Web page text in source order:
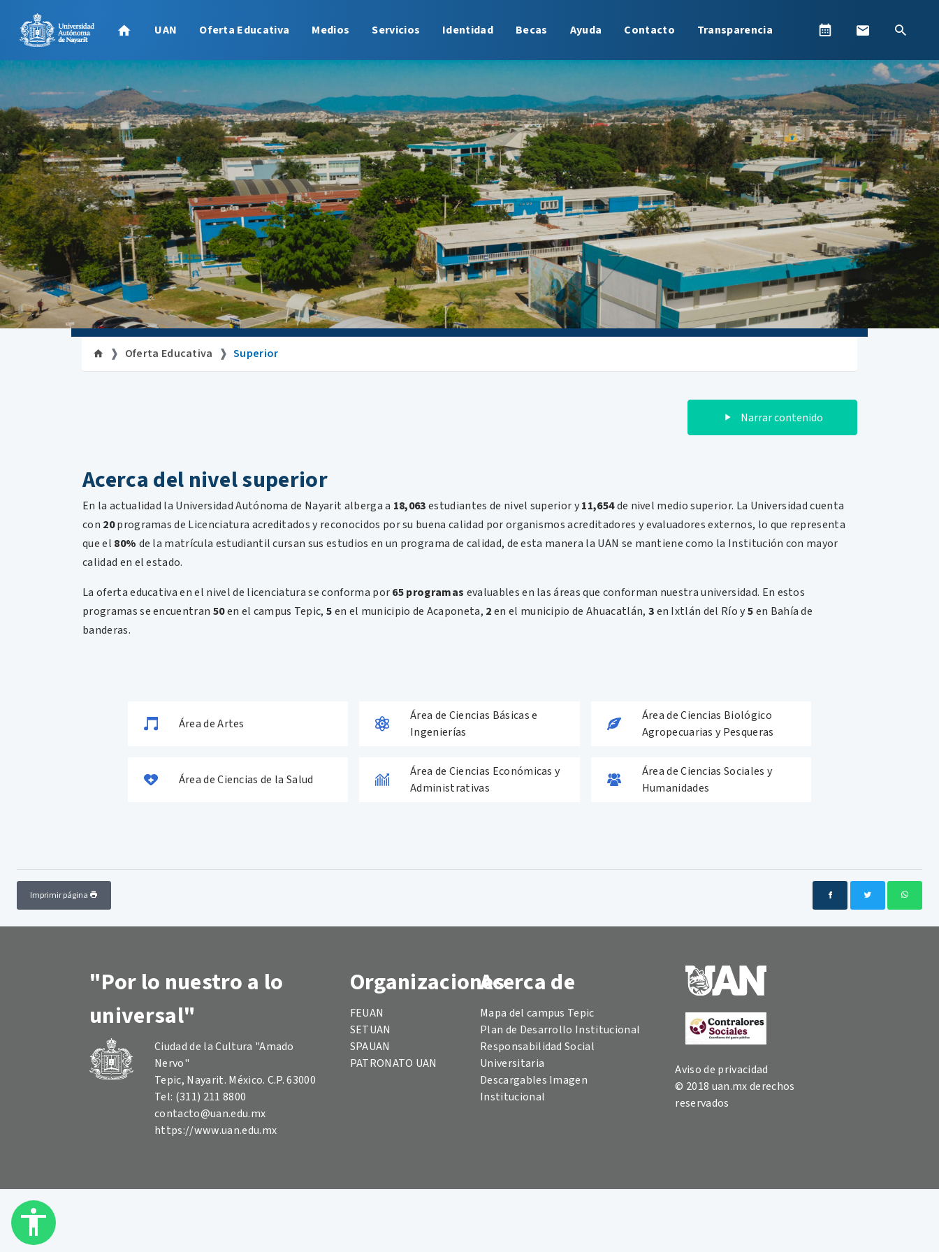
UAN Oferta Educativa Medios Servicios Identidad Becas Ayuda Contacto Transparencia
Oferta Educativa Superior
Narrar contenido
Acerca del nivel superior
En la actualidad la Universidad Autónoma de Nayarit alberga a 18,063estudiantes de nivel superior y11,654de nivel medio superior. La Universidad cuenta
con 20programas de Licenciatura acreditados y reconocidos por su buena calidad por organismos acreditadores y evaluadores externos, lo que representa
que el 80% de la matrícula estudiantil cursan sus estudios en un programa de calidad, de esta manera la UAN se mantiene como la Institución con mayor
calidad en el estado.
La oferta educativa en el nivel de licenciatura se conforma por65 programas evaluables en las áreas que conforman nuestra universidad. En estos
programas se encuentran 50en el campus Tepic,5en el municipio de Acaponeta, 2en el municipio de Ahuacatlán, 3en Ixtlán del Río y5en Bahía de
banderas.
Área de Artes
Área de Ciencias Básicas e
Ingenierías
Área de Ciencias Biológico
Agropecuarias y Pesqueras
Área de Ciencias de la Salud
Área de Ciencias Económicas y
Administrativas
Área de Ciencias Sociales y
Humanidades
Imprimir página
"Por lo nuestro a lo
universal"
Ciudad de la Cultura "Amado
Nervo"
Tepic, Nayarit. México. C.P. 63000
Tel: (311) 211 8800
contacto@uan.edu.mx
https://www.uan.edu.mx
Organizaciones
FEUAN
SETUAN
SPAUAN
PATRONATO UAN
Acerca de
Mapa del campus Tepic
Plan de Desarrollo Institucional
Responsabilidad Social
Universitaria
Descargables Imagen
Institucional
Aviso de privacidad
© 2018 uan.mx derechos
reservados